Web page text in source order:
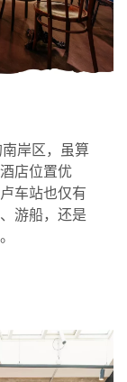
岸区，虽算
店位置优
车站也仅有
游船，还是